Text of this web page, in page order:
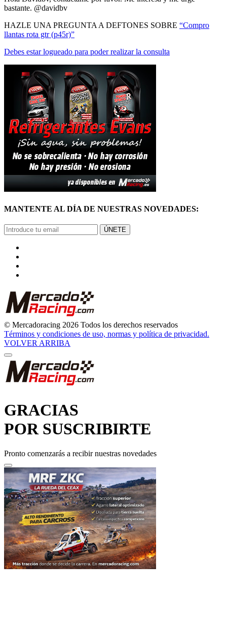
HAZLE UNA PREGUNTA A DEFTONES SOBRE
llantas rota gtr (p45r)”
Debes estar logueado para poder realizar la consulta
© Mercadoracing 2026 Todos los derechos reservados
Términos y condiciones de uso, normas y política de privacidad.
VOLVER ARRIBA
POR SUSCRIBIRTE